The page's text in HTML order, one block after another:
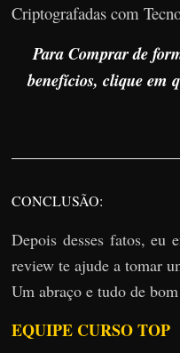
Criptografadas com
Para Comprar de
benefícios, clique em
CONCLUSÃO:
Depois desses fatos, eu
review te ajude a tomar
Um abraço e tudo de
EQUIPE CURSO TOP